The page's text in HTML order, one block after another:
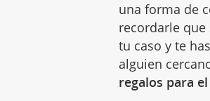
una forma de
recordarle que
tu caso y te
alguien
regalos para